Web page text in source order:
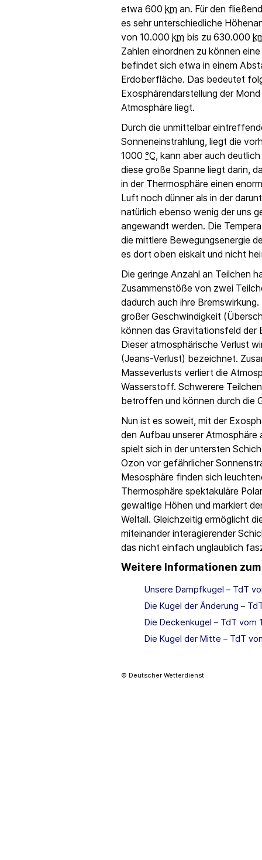
etwa 600 km an. Für den
es sehr unterschiedliche
von 10.000 km bis zu 630.000
Zahlen einordnen zu können
befindet sich etwa in einem
Erdoberfläche. Das bedeutet
Exosphärendarstellung der
Atmosphäre liegt.
Durch die unmittelbar
Sonneneinstrahlung, liegt die
1000 °C, kann aber auch
diese große Spanne liegt darin,
in der Thermosphäre einen
Luft noch dünner als in der
natürlich ebenso wenig der uns
angewandt werden. Die
die mittlere Bewegungsenergie
es dort oben eiskalt und nicht
Die geringe Anzahl an Teilchen
Zusammenstöße von zwei
dadurch auch ihre
großer Geschwindigkeit
können das Gravitationsfeld der
Dieser atmosphärische Verlust
(Jeans-Verlust) bezeichnet.
Masseverlusts verliert die
Wasserstoff. Schwerere
betroffen und können durch die
Nun ist es soweit, mit der
den Aufbau unserer
spielt sich in der untersten
Ozon vor gefährlicher
Mesosphäre finden sich
Thermosphäre spektakuläre
gewaltige Höhen und markiert
Weltall. Gleichzeitig ermöglicht
miteinander interagierender
das nicht einfach unglaublich
Weitere Informationen
Unsere Dampfkugel – TdT
Die Kugel der Änderung –
Die Deckenkugel – TdT vom
Die Kugel der Mitte – TdT
© Deutscher Wetterdienst